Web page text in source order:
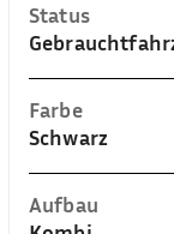
Status
Farbe
Schwarz
Aufbau